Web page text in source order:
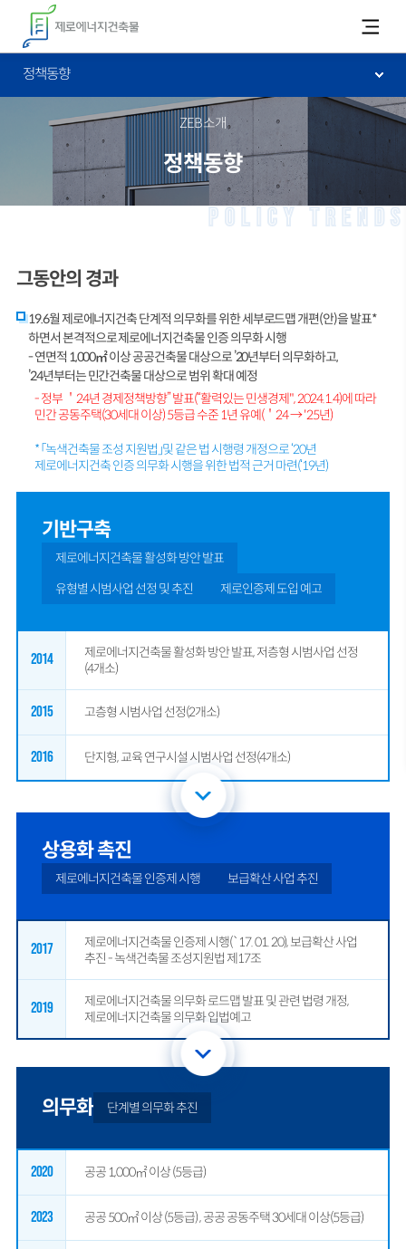
정책동향
ZEB소개
정책동향
Policy trends
그동안의 경과
19.6월 제로에너지건축 단계적 의무화를 위한 세부로드맵 개편(안)을 발표*
하면서 본격적으로 제로에너지건축물 인증 의무화 시행
- 연면적 1,000㎡ 이상 공공건축물 대상으로 ’20년부터 의무화하고,
’24년부터는 민간건축물 대상으로 범위 확대 예정
- 정부 ＇24년 경제정책방향” 발표(“활력있는 민생경제", 2024.1.4)에 따라
민간 공동주택(30세대 이상) 5등급 수준 1년 유예(＇24 → '25년)
* 「녹색건축물 조성 지원법」및 같은 법 시행령 개정으로 ‘20년
제로에너지건축 인증 의무화 시행을 위한 법적 근거 마련(‘19년)
기반구축
제로에너지건축물 활성화 방안 발표
유형별 시범사업 선정 및 추진
제로인증제 도입 예고
2014
제로에너지건축물 활성화 방안 발표, 저층형 시범사업 선정
(4개소)
2015 고층형 시범사업 선정(2개소)
2016 단지형, 교육 연구시설 시범사업 선정(4개소)
상용화 촉진
제로에너지건축물 인증제 시행 보급확산 사업 추진
2017
제로에너지건축물 인증제 시행(`17. 01. 20), 보급확산 사업
추진 - 녹색건축물 조성지원법 제17조
2019
제로에너지건축물 의무화 로드맵 발표 및 관련 법령 개정,
제로에너지건축물 의무화 입법예고
의무화 단계별 의무화 추진
2020 공공 1,000㎡ 이상 (5등급)
2023 공공 500㎡ 이상 (5등급) , 공공 공동주택 30세대 이상(5등급)